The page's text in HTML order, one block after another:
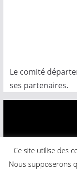
Le comité
ses partenaires.
Powered by
ColorMag
Ce site utilise des
Nous supposerons